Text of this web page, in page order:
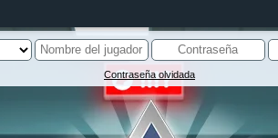
Contraseña olvidada